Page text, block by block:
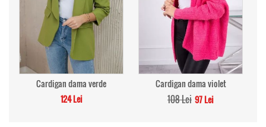
Cardigan dama verde
124 Lei
Cardigan dama violet
108 Lei 97 Lei